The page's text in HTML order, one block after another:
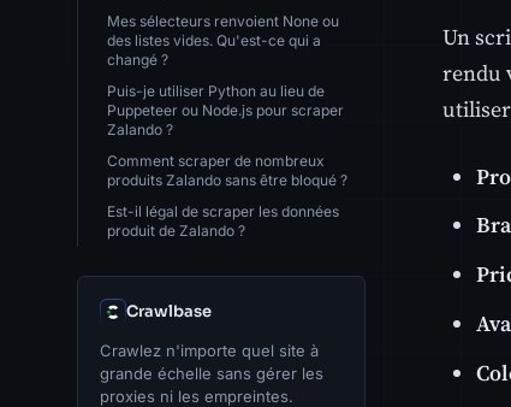
Mes sélecteurs renvoient None ou
des listes vides. Qu'est-ce qui a
changé ?
Puis-je utiliser Python au lieu de
Puppeteer ou Node.js pour scraper
Zalando ?
Comment scraper de nombreux
produits Zalando sans être bloqué ?
Est-il légal de scraper les données
produit de Zalando ?
Crawlbase
Crawlez n'importe quel site à
grande échelle sans gérer les
proxies ni les empreintes.
Un
rendu